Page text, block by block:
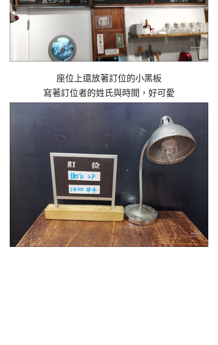
座位上還放著訂位的小黑板
寫著訂位者的姓氏與時間，好可愛